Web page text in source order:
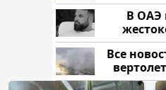
В ОАЭ
Все